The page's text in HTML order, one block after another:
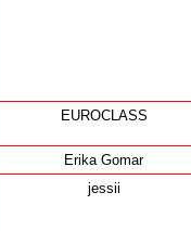
EUROCLASS
Erika Gomar
jessii